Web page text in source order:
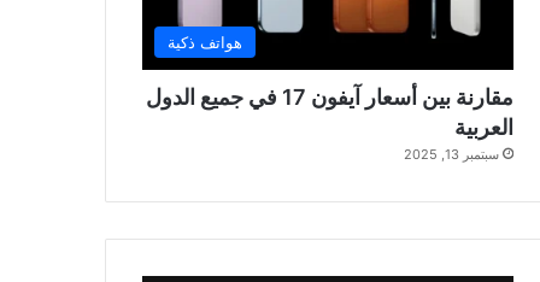
هواتف ذكية
مقارنة بين أسعار آيفون 17 في جميع الدول
العربية
سبتمبر 13, 2025